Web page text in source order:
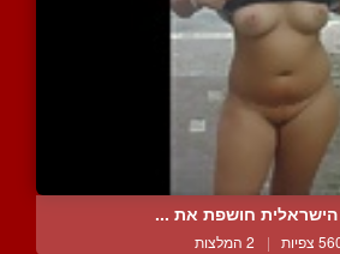
הישראלית חושפת את ...
צפיות | 2 המלצות